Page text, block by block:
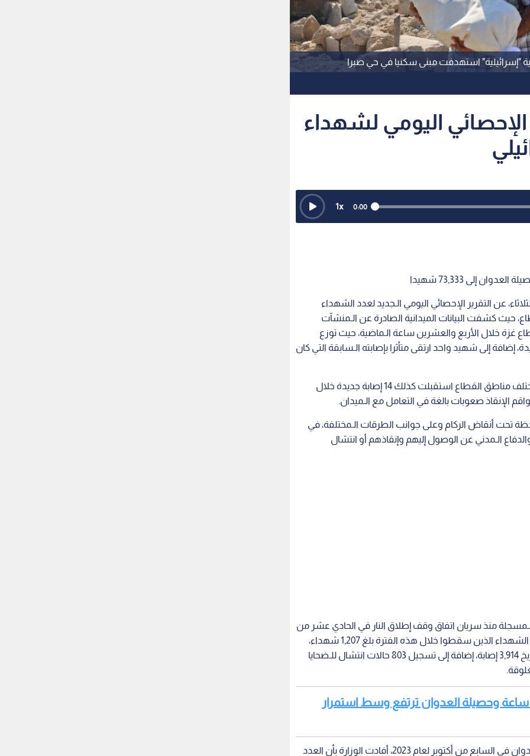
"إسرائيلية" استهدفت مبنى سكنيا في حي صبرا
اليومي لشهداء
0:00
1x
عن التقرير الإحصائي اليومي الـجديد لعدد الشهداء
حيث كشفت البيانات الميدانية الصادرة عن الـمنشآت
قطاع غزة خلال الأربع والعشرين ساعة الـماضية، حيث توزع
جديدة، إضافة إلى شهيد واحد ارتقى متأثرا بإصابته الـسابقة التي كان
وأكدت الوزارة في نشرتها الطبية أن المشافي في مختلف مناطق القطاع استقبلت كذلك 14 إصابة جديدة خلال
الإنقاذ صعوبات بالغة في التعامل مع الـميدان.
تحت أنقاض الركام وعلى جوانب الطرقات الـمختلفة، في
الـمدني عن الوصول إليهم وإنقاذهم أو انتشال
منذ سريان اتفاق وقف إطلاق النار في الحادي عشر من
أكتوبر الـماضي؛ إذ أظهرت الإحصاءات أن إجمالي عدد الشهداء الذين سقطوا خلال هذه الفترة بلغ 1,207 شهداء،
بينما بلغ إجمالي عدد الإصابات الـمسجلة منذ ذلك التاريخ 3,914 إصابة، إضافة إلى تسجيل 803 حالات انتشال للـضحايا
اقرأ أيضا: صحة غزة: 3 شهداء خلال 24 ساعة وحصيلة العدوان ترتفع وسط استمرار
وفيما يتعلق بالحصيلة التراكمية الشاملة منذ بداية العدوان في السابع من أكتوبر لعام 2023، أفادت الوزارة بأن العدد